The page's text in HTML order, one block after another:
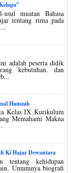
muatan Bahasa
tentang rima pada
adalah peserta didik
kebutuhan. dan
Hamzah
Kelas IX Kurikulum
Memahami Makna
Ki Hajar Dewantara
tentang kehidupan
Umumnya biografi